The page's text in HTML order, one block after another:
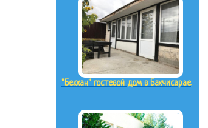
"Бекхан" гостевой дом в Бахчисарае